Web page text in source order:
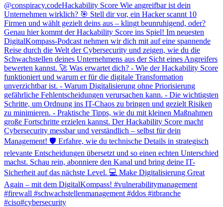
@conspiracy.codeHackability Score Wie angreifbar ist dein
Unternehmen wirklich? 🎯 Stell dir vor, ein Hacker scannt 10
Firmen und wählt gezielt deins aus – klingt beunruhigend, oder?
Genau hier kommt der Hackability Score ins Spiel! Im neuesten
DigitalKompass-Podcast nehmen wir dich mit auf eine spannende
Reise durch die Welt der Cybersecurity und zeigen, wie du die
Schwachstellen deines Unternehmens aus der Sicht eines Angreifers
bewerten kannst. 🚀 Was erwartet dich? - Wie der Hackability Score
funktioniert und warum er für die digitale Transformation
unverzichtbar ist. - Warum Digitalisierung ohne Priorisierung
gefährliche Fehlentscheidungen verursachen kann. - Die wichtigsten
Schritte, um Ordnung ins IT-Chaos zu bringen und gezielt Risiken
zu minimieren. - Praktische Tipps, wie du mit kleinen Maßnahmen
große Fortschritte erzielen kannst. Der Hackability Score macht
Cybersecurity messbar und verständlich – selbst für dein
Management! 🛡️ Erfahre, wie du technische Details in strategisch
relevante Entscheidungen übersetzt und so einen echten Unterschied
machst. Schau rein, abonniere den Kanal und bring deine IT-
Sicherheit auf das nächste Level. 💻 Make Digitalisierung Great
Again – mit dem DigitalKompass! #vulnerabilitymanagement
#firewall #schwachstellenmanagement #ddos #itbranche
#ciso#cybersecurity